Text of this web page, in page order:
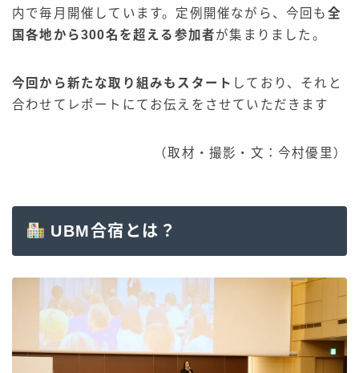
内で毎月開催しています。定例開催ながら、今回も 全
国各地から300名を超える参加者が集まりました。
今回から新たな取り組みもスタート しており、それと
合わせてレポートにてお伝えをさせていただきます
（取材・撮影・文：今村優里）
UBM合宿とは？